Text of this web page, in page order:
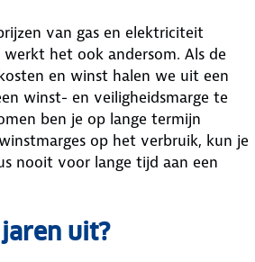
van gas en elektriciteit
het ook andersom. Als de
en winst halen we uit een
winst- en veiligheidsmarge te
ben je op lange termijn
op het verbruik, kun je
nooit voor lange tijd aan een
uit?